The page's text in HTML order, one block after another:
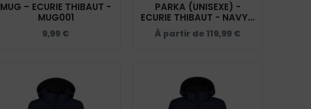
MUG – ECURIE THIBAUT -
MUG001
9,99 €
PARKA (UNISEXE) -
ECURIE THIBAUT - NAVY -
PK543
À partir de 119,99 €